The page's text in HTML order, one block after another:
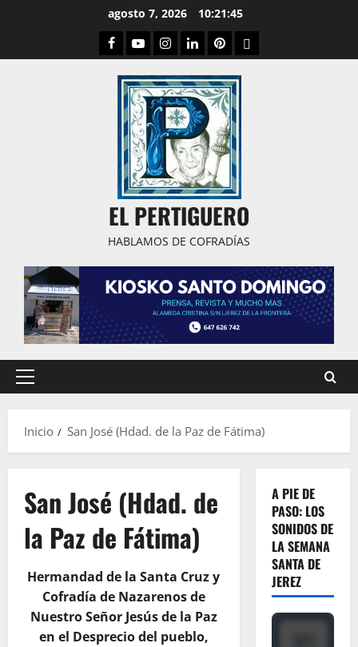
agosto 7, 2026 10:21:46
Facebook
YoutubeInstagram
LinkedPinterestDribbble
EL PERTIGUERO
HABLAMOS DE COFRADÍAS
Menú
Inicio
San José (Hdad. de la Paz de Fátima)
San José (Hdad. de
la Paz de Fátima)
Hermandad de la Santa Cruz y
Cofradía de Nazarenos de
Nuestro Señor Jesús de la Paz
en el Desprecio del pueblo,
A PIE DE
PASO: LOS
SONIDOS DE
LA SEMANA
SANTA DE
JEREZ